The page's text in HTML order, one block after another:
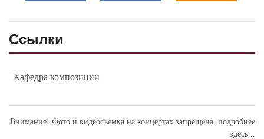
Ссылки
Кафедра композиции
Внимание! Фото и видеосъемка на концертах запрещена, подробнее
здесь...